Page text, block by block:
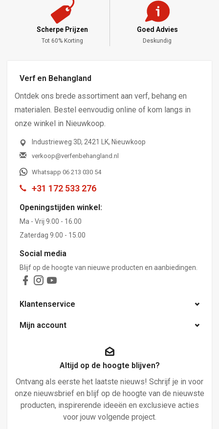
Scherpe Prijzen
Tot 60% Korting
Goed Advies
Deskundig
Verf en Behangland
Ontdek ons brede assortiment aan verf, behang en
materialen. Bestel eenvoudig online of kom langs in
onze winkel in Nieuwkoop.
Industrieweg 3D, 2421 LK, Nieuwkoop
verkoop@verfenbehangland.nl
Whatsapp 06 213 030 54
+31 172 533 276
Openingstijden winkel:
Ma - Vrij 9.00 - 16.00
Zaterdag 9.00 - 15.00
Social media
Blijf op de hoogte van nieuwe producten en aanbiedingen.
Klantenservice
Mijn account
Altijd op de hoogte blijven?
Ontvang als eerste het laatste nieuws! Schrijf je in voor
onze nieuwsbrief en blijf op de hoogte van de nieuwste
producten, inspirerende ideeën en exclusieve acties
voor jouw volgende project.